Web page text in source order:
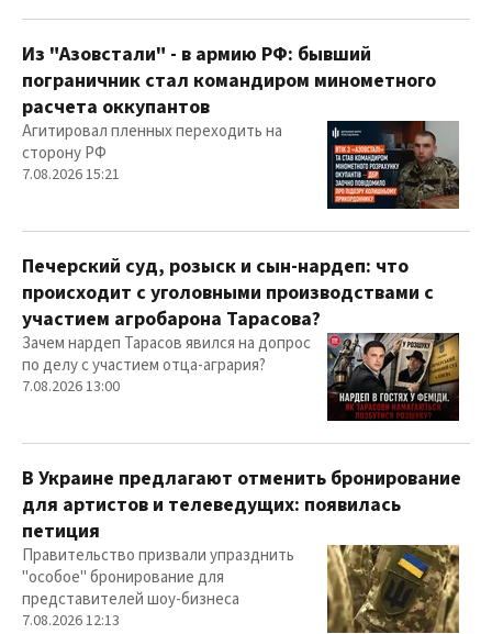
Из "Азовстали" - в армию РФ: бывший
пограничник стал командиром минометного
расчета оккупантов
Агитировал пленных переходить на
сторону РФ
7.08.2026 15:21
Печерский суд, розыск и сын-нардеп: что
происходит с уголовными производствами с
участием агробарона Тарасова?
Зачем нардеп Тарасов явился на допрос
по делу с участием отца-агрария?
7.08.2026 13:00
В Украине предлагают отменить бронирование
для артистов и телеведущих: появилась
петиция
Правительство призвали упразднить
"особое" бронирование для
представителей шоу-бизнеса
7.08.2026 12:13